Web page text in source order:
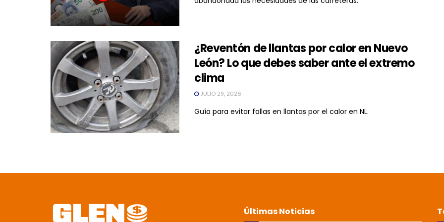
¿Reventón de llantas por calor en Nuevo
León? Lo que debes saber ante el extremo
clima
JULIO 29, 2026
Guía para evitar fallas en llantas por el calor en NL.
Últimas Noticias